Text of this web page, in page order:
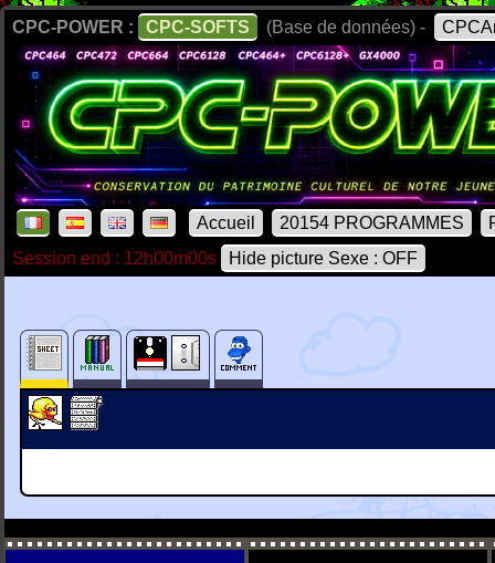
CPC-POWER : CPC-SOFTS (Base de données) -
Accueil 20154 PROGRAMMES
Session end : 12h00m00s
Hide picture Sexe : OFF